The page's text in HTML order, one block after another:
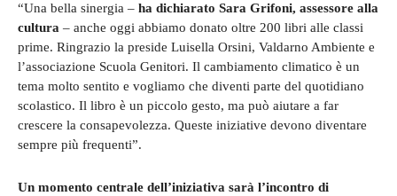
“Una bella sinergia – ha dichiarato Sara Grifoni, assessore alla
cultura – anche oggi abbiamo donato oltre 200 libri alle classi
prime. Ringrazio la preside Luisella Orsini, Valdarno Ambiente e
l’associazione Scuola Genitori. Il cambiamento climatico è un
tema molto sentito e vogliamo che diventi parte del quotidiano
scolastico. Il libro è un piccolo gesto, ma può aiutare a far
crescere la consapevolezza. Queste iniziative devono diventare
sempre più frequenti”.
Un momento centrale dell’iniziativa sarà l’incontro di